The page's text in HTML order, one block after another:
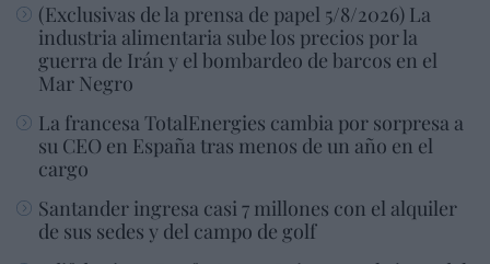
(Exclusivas de la prensa de papel 5/8/2026) La
industria alimentaria sube los precios por la
guerra de Irán y el bombardeo de barcos en el
Mar Negro
La francesa TotalEnergies cambia por sorpresa a
su CEO en España tras menos de un año en el
cargo
Santander ingresa casi 7 millones con el alquiler
de sus sedes y del campo de golf